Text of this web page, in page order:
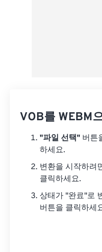
VOB를 WEBM
"파일 선택" 버튼
하세요.
변환을 시작하려
클릭하세요.
상태가 "완료"로
버튼을 클릭하세